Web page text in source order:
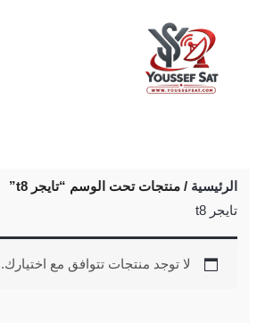
الرئيسية / منتجات تحت الوسم “تايجر t8”
تايجر t8
لا توجد منتجات تتوافق مع اختيارك.